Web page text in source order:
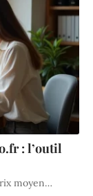
: l’outil
moyen…